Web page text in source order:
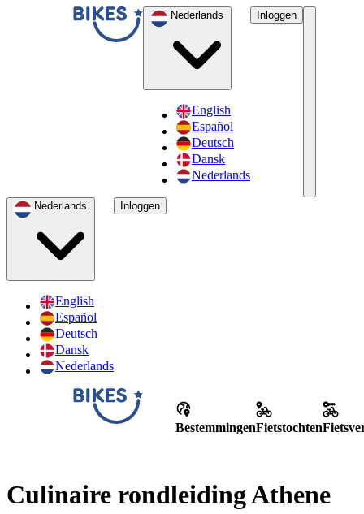
English
Español
Deutsch
Dansk
Nederlands
Inloggen
English
Español
Deutsch
Dansk
Nederlands
Inloggen
BestemmingenFietstochten
Culinaire rondleiding Athene